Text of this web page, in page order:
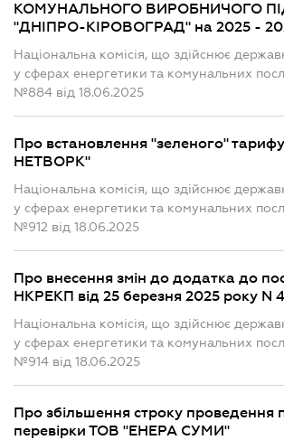
КОМУНАЛЬНОГО ВИРОБНИЧОГО
"ДНІПРО-КІРОВОГРАД" на 2025 -
Національна комісія, що здійснює
у сферах енергетики та комунальних
№884 від 18.06.2025
Про встановлення "зеленого"
НЕТВОРК"
Національна комісія, що здійснює
у сферах енергетики та комунальних
№912 від 18.06.2025
Про внесення змін до додатка до
НКРЕКП від 25 березня 2025 року N
Національна комісія, що здійснює
у сферах енергетики та комунальних
№914 від 18.06.2025
Про збільшення строку проведення
перевірки ТОВ "ЕНЕРА СУМИ"